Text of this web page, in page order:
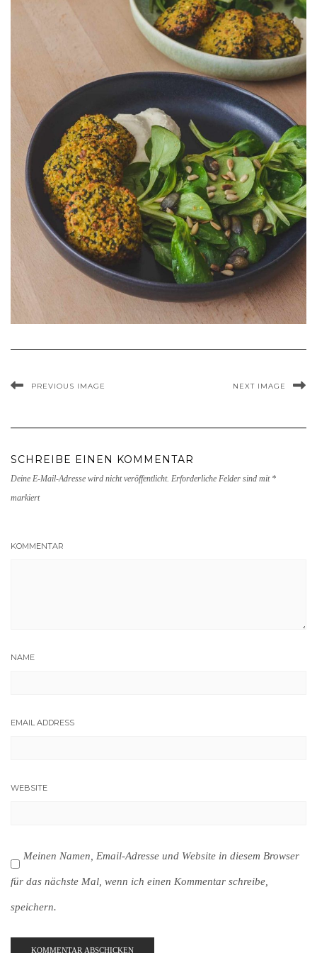
PREVIOUS IMAGE NEXT IMAGE
SCHREIBE EINEN KOMMENTAR
Deine E-Mail-Adresse wird nicht veröffentlicht. Erforderliche Felder sind mit *
markiert
KOMMENTAR
NAME
EMAIL ADDRESS
WEBSITE
Meinen Namen, Email-Adresse und Website in diesem Browser
für das nächste Mal, wenn ich einen Kommentar schreibe,
speichern.